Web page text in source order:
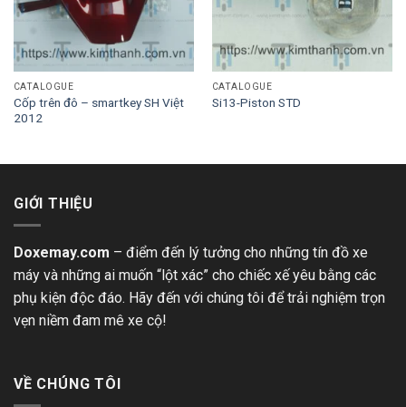
CATALOGUE
Cốp trên đô – smartkey SH Việt
2012
CATALOGUE
Si13-Piston STD
GIỚI THIỆU
Doxemay.com – điểm đến lý tưởng cho những tín đồ xe
máy và những ai muốn “lột xác” cho chiếc xế yêu bằng các
phụ kiện độc đáo. Hãy đến với chúng tôi để trải nghiệm trọn
vẹn niềm đam mê xe cộ!
VỀ CHÚNG TÔI